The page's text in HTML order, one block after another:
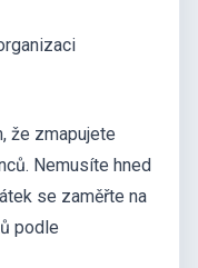
že zmapujete
Nemusíte hned
se zaměřte na
podle